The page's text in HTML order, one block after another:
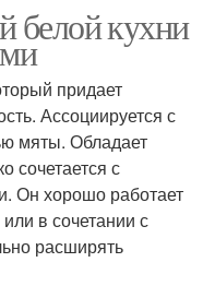
белой кухни
придает
Ассоциируется с
мяты. Обладает
сочетается с
Он хорошо работает
в сочетании с
расширять